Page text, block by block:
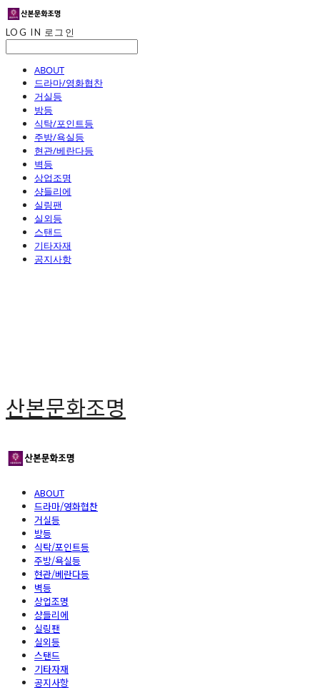
LOG IN 로그인
ABOUT
드라마/영화협찬
거실등
방등
식탁/포인트등
주방/욕실등
현관/베란다등
벽등
상업조명
샹들리에
실링팬
실외등
스탠드
기타자재
공지사항
산본문화조명
ABOUT
드라마/영화협찬
거실등
방등
식탁/포인트등
주방/욕실등
현관/베란다등
벽등
상업조명
샹들리에
실링팬
실외등
스탠드
기타자재
공지사항